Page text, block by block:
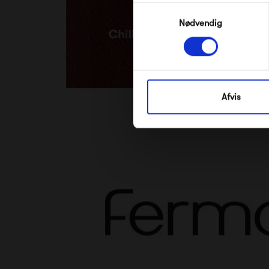
Nødvendig
Afvis